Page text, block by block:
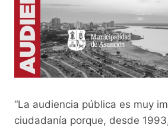
“La audiencia pública es muy
ciudadanía porque, desde